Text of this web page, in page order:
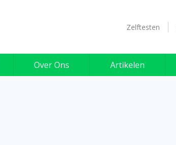
Zelftesten
Over Ons Artikelen